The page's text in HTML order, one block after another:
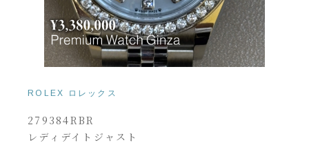
ROLEX ロレックス
279384RBR
レディデイトジャスト